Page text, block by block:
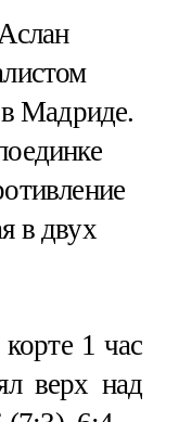
Мадриде.
в двух
1 час
верх над